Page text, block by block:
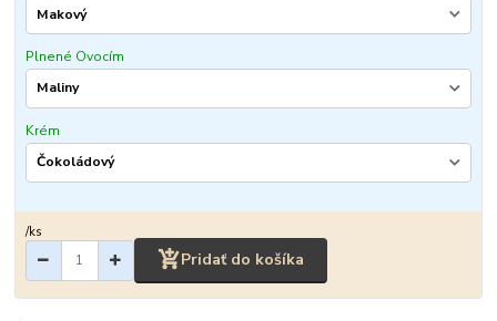
Plnené Ovocím
Krém
/ks
Pridať do košíka